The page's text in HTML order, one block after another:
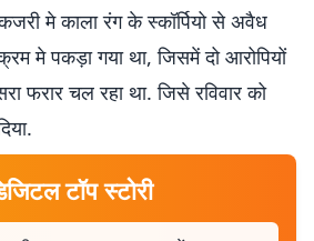
मे काला रंग के स्कॉर्पियो से अवैध
मे पकड़ा गया था, जिसमें दो आरोपियों
फरार चल रहा था. जिसे रविवार को
टॉप स्टोरी